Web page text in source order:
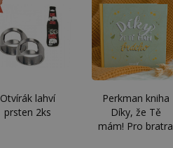
Otvírák lahví
prsten 2ks
Perkman kniha
Díky, že Tě
mám! Pro bratra